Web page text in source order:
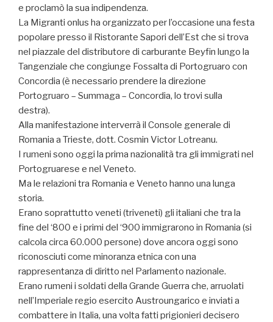
e proclamò la sua indipendenza.
La Migranti onlus ha organizzato per l’occasione una festa
popolare presso il Ristorante Sapori dell’Est che si trova
nel piazzale del distributore di carburante Beyfin lungo la
Tangenziale che congiunge Fossalta di Portogruaro con
Concordia (è necessario prendere la direzione
Portogruaro – Summaga – Concordia, lo trovi sulla
destra).
Alla manifestazione interverrà il Console generale di
Romania a Trieste, dott. Cosmin Victor Lotreanu.
I rumeni sono oggi la prima nazionalità tra gli immigrati nel
Portogruarese e nel Veneto.
Ma le relazioni tra Romania e Veneto hanno una lunga
storia.
Erano soprattutto veneti (triveneti) gli italiani che tra la
fine del ‘800 e i primi del ‘900 immigrarono in Romania (si
calcola circa 60.000 persone) dove ancora oggi sono
riconosciuti come minoranza etnica con una
rappresentanza di diritto nel Parlamento nazionale.
Erano rumeni i soldati della Grande Guerra che, arruolati
nell’Imperiale regio esercito Austroungarico e inviati a
combattere in Italia, una volta fatti prigionieri decisero